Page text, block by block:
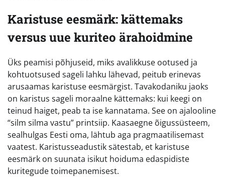
Karistuse eesmärk: kättemaks
versus uue kuriteo ärahoidmine
Üks peamisi põhjuseid, miks avalikkuse ootused ja
kohtuotsused sageli lahku lähevad, peitub erinevas
arusaamas karistuse eesmärgist. Tavakodaniku jaoks
on karistus sageli moraalne kättemaks: kui keegi on
teinud haiget, peab ta ise kannatama. See on ajalooline
“silm silma vastu” printsiip. Kaasaegne õigussüsteem,
sealhulgas Eesti oma, lähtub aga pragmaatilisemast
vaatest. Karistusseadustik sätestab, et karistuse
eesmärk on suunata isikut hoiduma edaspidiste
kuritegude toimepanemisest.